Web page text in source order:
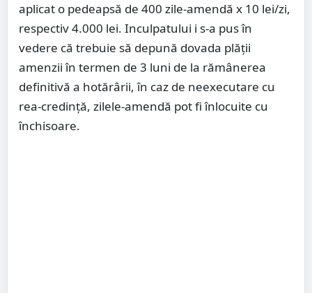
aplicat o pedeapsă de 400 zile-amendă x 10 lei/zi,
respectiv 4.000 lei. Inculpatului i s-a pus în
vedere că trebuie să depună dovada plății
amenzii în termen de 3 luni de la rămânerea
definitivă a hotărârii, în caz de neexecutare cu
rea-credință, zilele-amendă pot fi înlocuite cu
închisoare.